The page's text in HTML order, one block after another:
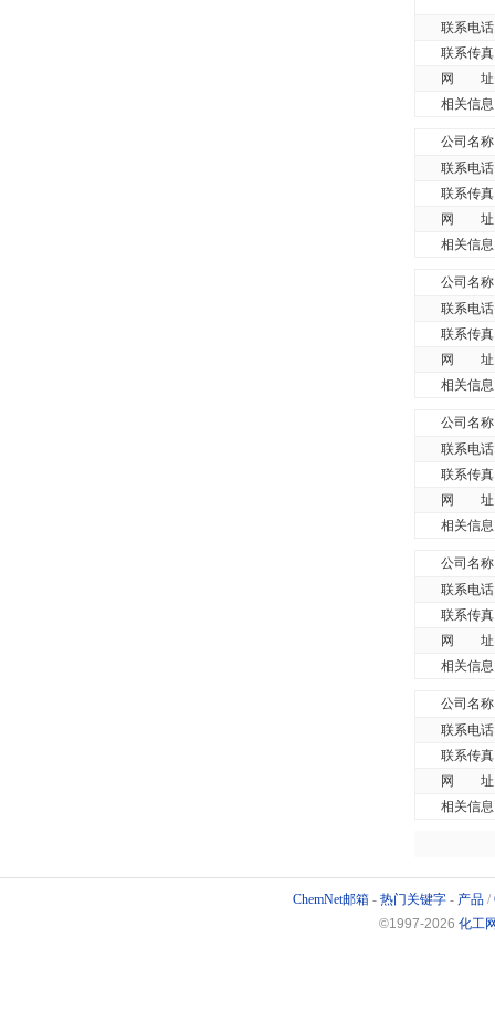
联系电话
联系传真
网 址
相关信息
公司名称
联系电话
联系传真
网 址
相关信息
公司名称
联系电话
联系传真
网 址
相关信息
公司名称
联系电话
联系传真
网 址
相关信息
公司名称
联系电话
联系传真
网 址
相关信息
公司名称
联系电话
联系传真
网 址
相关信息
ChemNet邮箱 - 热门关键字 - 产品 /
©1997-2026 化工